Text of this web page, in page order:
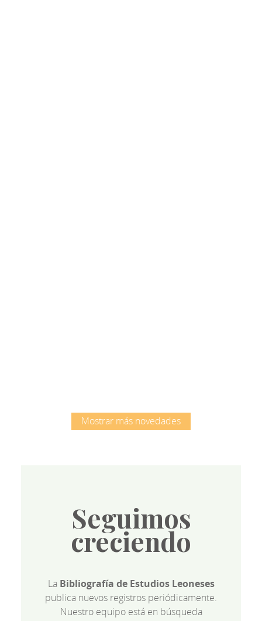
Mostrar más novedades
Seguimos
creciendo
La Bibliografía de Estudios Leoneses
publica nuevos registros periódicamente.
Nuestro equipo está en búsqueda